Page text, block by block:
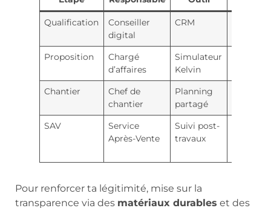
Qualification
Conseiller
digital
CRM
Proposition
Chargé
d’affaires
Simulateur
Kelvin
Chantier
Chef de
chantier
Planning
partagé
SAV
Service
Après-Vente
Suivi post-
travaux
Pour renforcer ta légitimité, mise sur la
transparence via des matériaux durables et des